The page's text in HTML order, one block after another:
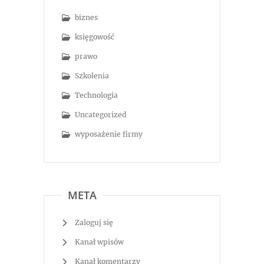
biznes
księgowość
prawo
Szkolenia
Technologia
Uncategorized
wyposażenie firmy
META
Zaloguj się
Kanał wpisów
Kanał komentarzy